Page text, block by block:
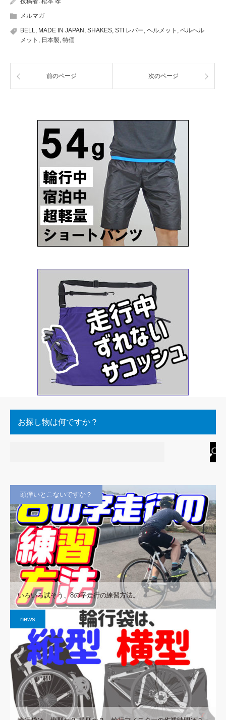
メルマガ
BELL MADE IN JAPAN SHAKES STI レバー ヘルメット
ベルヘル
メット
日本製 特価
前のページ 次のページ
お探し物は何ですか？
頭痒いとこないですか？
いろいろ試そう、8の字走行の練習方法。
news